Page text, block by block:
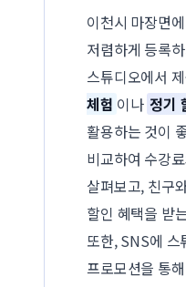
이천시 마장면
저렴하게 등록
스튜디오에서
체험 이나 정기
활용하는 것이
비교하여 수강
살펴보고, 친구
할인 혜택을 받
또한, SNS에 스
프로모션을 통